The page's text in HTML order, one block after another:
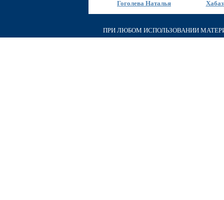
Гоголева Наталья
ПРИ ЛЮБОМ ИСПОЛЬЗОВАНИИ